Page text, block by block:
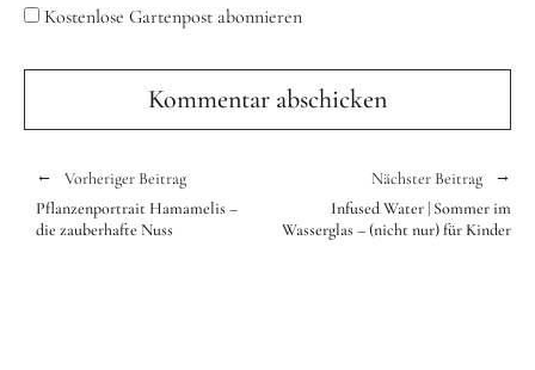
Kostenlose Gartenpost abonnieren
Vorheriger Beitrag
Pflanzenportrait Hamamelis –
die zauberhafte Nuss
Nächster Beitrag
Infused Water | Sommer im
Wasserglas – (nicht nur) für Kinder